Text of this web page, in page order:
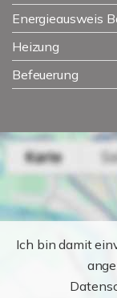
Energieausweis
Heizung
Befeuerung
Ich bin damit